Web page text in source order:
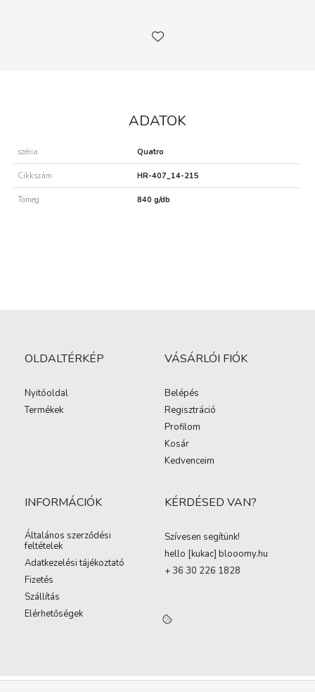
ADATOK
széria Quatro
Cikkszám HR-407_14-215
Tömeg 840 g/db
OLDALTÉRKÉP
Nyitóoldal
Termékek
VÁSÁRLÓI FIÓK
Belépés
Regisztráció
Profilom
Kosár
Kedvenceim
INFORMÁCIÓK
Általános szerződési
feltételek
Adatkezelési tájékoztató
Fizetés
Szállítás
Elérhetőségek
KÉRDÉSED VAN?
Szívesen segítünk!
hello [kukac] blooomy.hu
+ 36 30 226 1828